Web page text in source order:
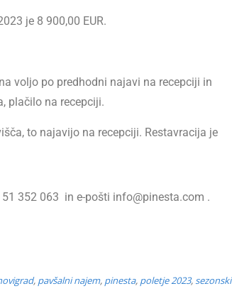
je 8 900,00 EUR.
voljo po predhodni najavi na recepciji in
plačilo na recepciji.
to najavijo na recepciji. Restavracija je
352 063 in e-pošti info@pinesta.com .
, pavšalni najem, pinesta, poletje 2023,sezonski